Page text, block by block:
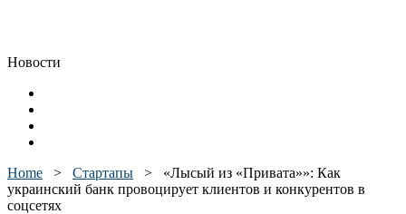
Новости
Home > Стартапы > «Лысый из «Привата»»: Как
украинский банк провоцирует клиентов и конкурентов в
соцсетях